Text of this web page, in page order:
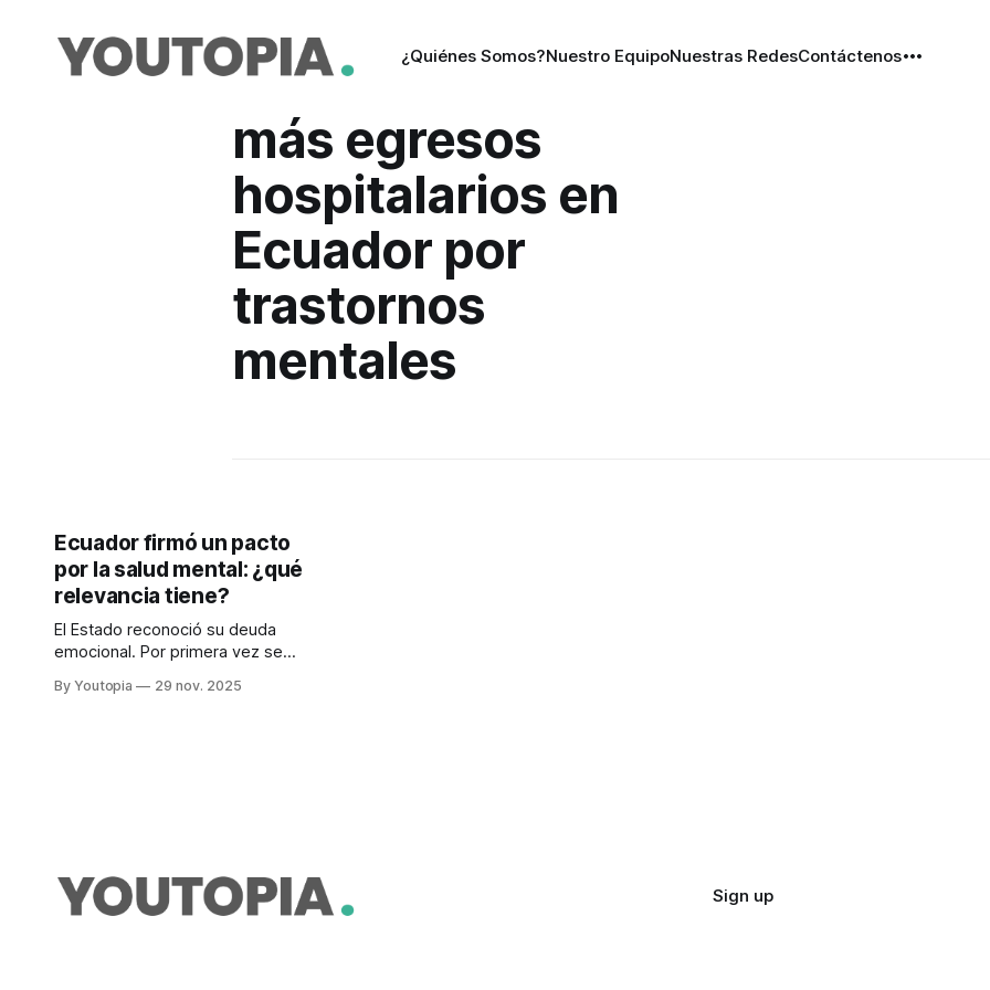
¿Quiénes Somos?Nuestro EquipoNuestras RedesContáctenos
más egresos
hospitalarios en
Ecuador por
trastornos
mentales
Ecuador firmó un pacto
por la salud mental: ¿qué
relevancia tiene?
El Estado reconoció su deuda
emocional. Por primera vez se
el desarrollo y que debe trazarse
By Youtopia 29 nov. 2025
Sign up